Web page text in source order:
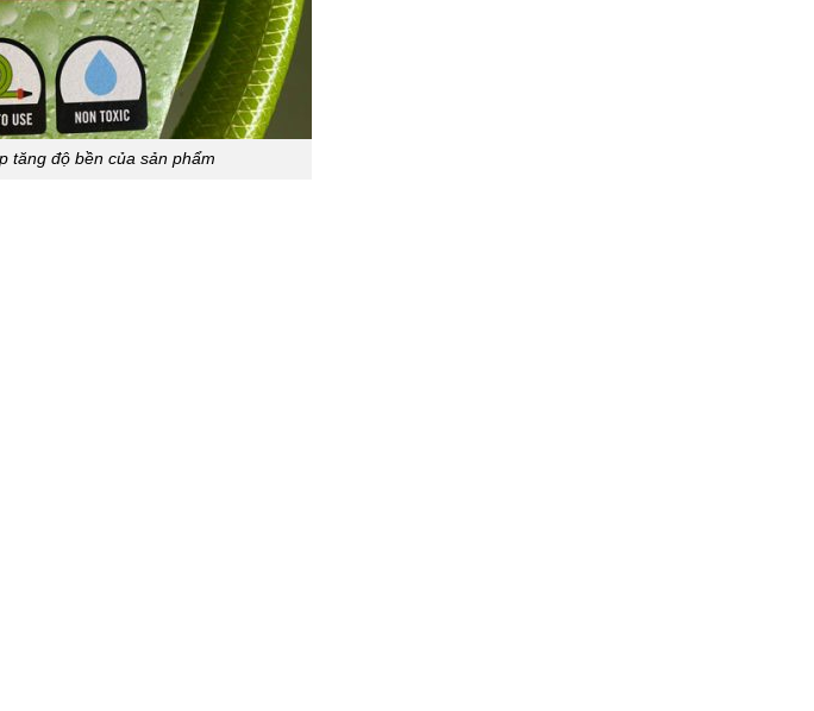
tăng độ bền của sản phẩm